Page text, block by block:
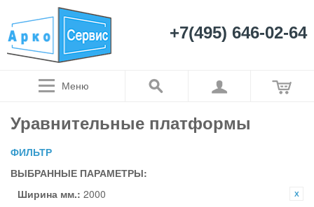
+7(495) 646-02-64
Меню
Уравнительные платформы
ФИЛЬТР
ВЫБРАННЫЕ ПАРАМЕТРЫ:
Ширина мм.: 2000